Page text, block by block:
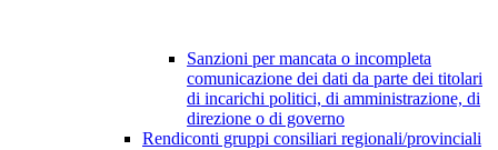
Sanzioni per mancata o incompleta
comunicazione dei dati da parte dei titolari
di incarichi politici, di amministrazione, di
direzione o di governo
Rendiconti gruppi consiliari regionali/provinciali